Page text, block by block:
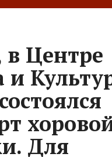
в Центре
и
Для